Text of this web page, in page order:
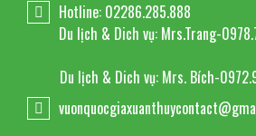
Hotline: 02286.285.888
Du lịch & Dich vụ: Mrs.Trang-
Du lịch & Dich vụ: Mrs. Bích-